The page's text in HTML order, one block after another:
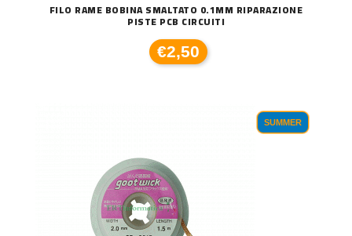
FILO RAME BOBINA SMALTATO 0.1MM RIPARAZIONE
PISTE PCB CIRCUITI
€2,50
SUMMER